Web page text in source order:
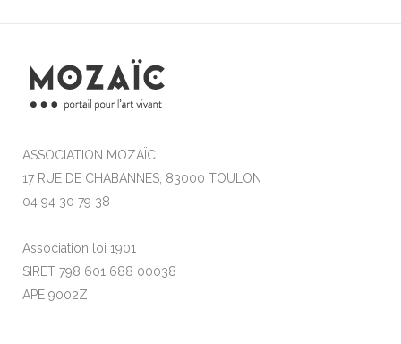
ASSOCIATION MOZAÏC
17 RUE DE CHABANNES, 83000 TOULON
04 94 30 79 38
Association loi 1901
SIRET 798 601 688 00038
APE 9002Z